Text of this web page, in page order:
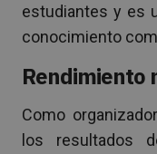
estudiantes y es
conocimiento
Rendimiento
Como
los resultados